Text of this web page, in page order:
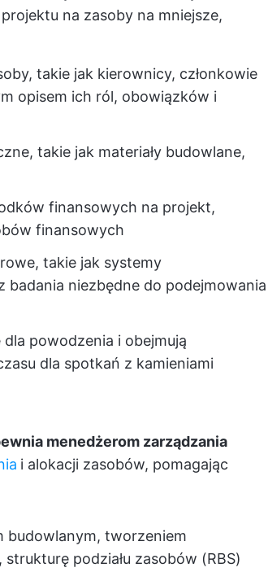
na zasoby na mniejsze,
takie jak kierownicy, członkowie
opisem ich ról, obowiązków i
takie jak materiały budowlane,
finansowych na projekt,
finansowych
takie jak systemy
niezbędne do podejmowania
powodzenia i obejmują
dla spotkań z kamieniami
menedżerom zarządzania
i alokacji zasobów, pomagając
budowlanym, tworzeniem
podziału zasobów (RBS)